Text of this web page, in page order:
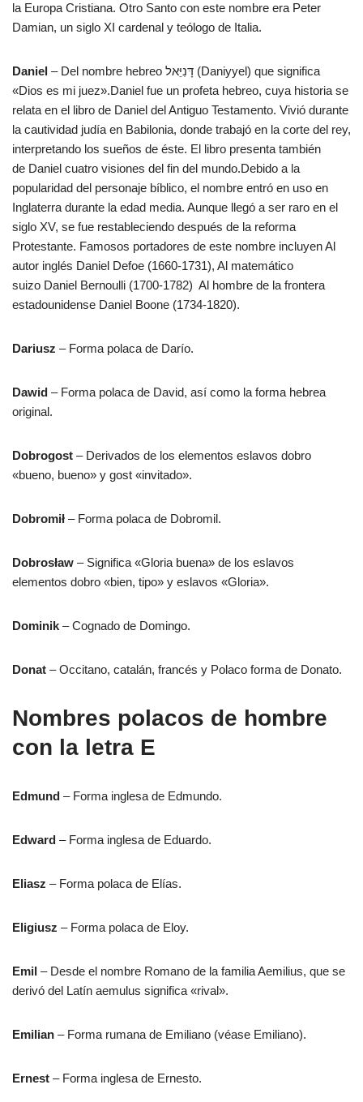
la Europa Cristiana. Otro Santo con este nombre era Peter
Damian, un siglo XI cardenal y teólogo de Italia.
Daniel – Del nombre hebreo דָּנִיֵּאל (Daniyyel) que significa
«Dios es mi juez».Daniel fue un profeta hebreo, cuya historia se
relata en el libro de Daniel del Antiguo Testamento. Vivió durante
la cautividad judía en Babilonia, donde trabajó en la corte del rey,
interpretando los sueños de éste. El libro presenta también
de Daniel cuatro visiones del fin del mundo.Debido a la
popularidad del personaje bíblico, el nombre entró en uso en
Inglaterra durante la edad media. Aunque llegó a ser raro en el
siglo XV, se fue restableciendo después de la reforma
Protestante. Famosos portadores de este nombre incluyen Al
autor inglés Daniel Defoe (1660-1731), Al matemático
suizo Daniel Bernoulli (1700-1782) Al hombre de la frontera
estadounidense Daniel Boone (1734-1820).
Dariusz – Forma polaca de Darío.
Dawid – Forma polaca de David, así como la forma hebrea
original.
Dobrogost – Derivados de los elementos eslavos dobro
«bueno, bueno» y gost «invitado».
Dobromił – Forma polaca de Dobromil.
Dobrosław – Significa «Gloria buena» de los eslavos
elementos dobro «bien, tipo» y eslavos «Gloria».
Dominik – Cognado de Domingo.
Donat – Occitano, catalán, francés y Polaco forma de Donato.
Nombres polacos de hombre
con la letra E
Edmund – Forma inglesa de Edmundo.
Edward – Forma inglesa de Eduardo.
Eliasz – Forma polaca de Elías.
Eligiusz – Forma polaca de Eloy.
Emil – Desde el nombre Romano de la familia Aemilius, que se
derivó del Latín aemulus significa «rival».
Emilian – Forma rumana de Emiliano (véase Emiliano).
Ernest – Forma inglesa de Ernesto.